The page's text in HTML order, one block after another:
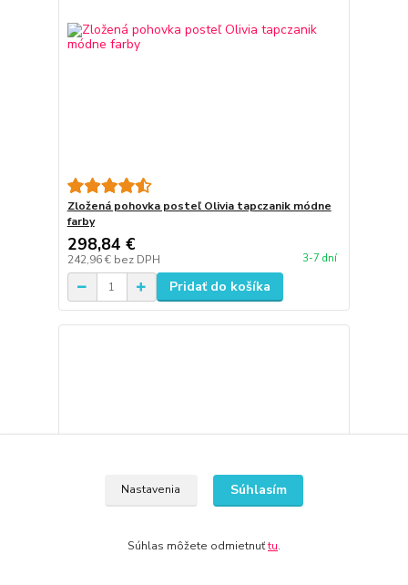
Zložená pohovka posteľ Olivia tapczanik módne
farby
298,84 €
242,96 € bez DPH 3-7 dní
Pridať do košíka
Nastavenia Súhlasím
Súhlas môžete odmietnuťtu.